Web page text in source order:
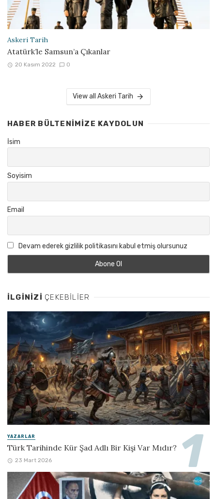
Askeri Tarih
Atatürk’le Samsun’a Çıkanlar
20 Kasım 2022 0
View all Askeri Tarih
HABER BÜLTENIMIZE KAYDOLUN
İsim
Soyisim
Email
Devam ederek gizlilik politikasını kabul etmiş olursunuz
İLGINIZI ÇEKEBILIER
YAZARLAR
Türk Tarihinde Kür Şad Adlı Bir Kişi Var Mıdır?
23 Mart 2026